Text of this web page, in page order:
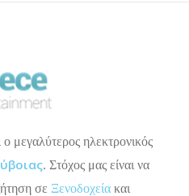
ο μεγαλύτερος ηλεκτρονικός
. Στόχος μας είναι να
σε Ξενοδοχεία και